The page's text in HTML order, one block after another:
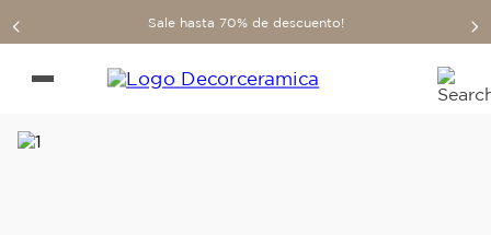
Sale hasta 70% de descuento!